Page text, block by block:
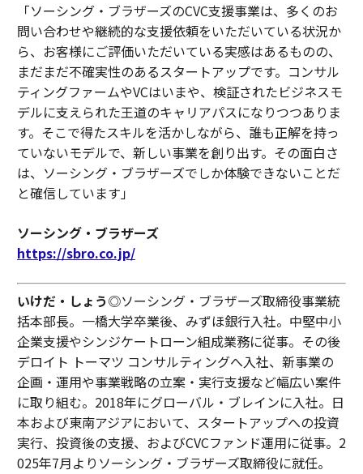
「ソーシング・ブラザーズのCVC支援事業は、多くのお
問い合わせや継続的な支援依頼をいただいている状況か
ら、お客様にご評価いただいている実感はあるものの、
まだまだ不確実性のあるスタートアップです。コンサル
ティングファームやVCはいまや、検証されたビジネスモ
デルに支えられた王道のキャリアパスになりつつありま
す。そこで得たスキルを活かしながら、誰も正解を持っ
ていないモデルで、新しい事業を創り出す。その面白さ
は、ソーシング・ブラザーズでしか体験できないことだ
と確信しています」
ソーシング・ブラザーズ
https://sbro.co.jp/
いけだ・しょう◎ソーシング・ブラザーズ取締役事業統
括本部長。一橋大学卒業後、みずほ銀行入社。中堅中小
企業支援やシンジケートローン組成業務に従事。その後
デロイト トーマツ コンサルティングへ入社、新事業の
企画・運用や事業戦略の立案・実行支援など幅広い案件
に取り組む。2018年にグローバル・ブレインに入社。日
本および東南アジアにおいて、スタートアップへの投資
実行、投資後の支援、およびCVCファンド運用に従事。2
025年7月よりソーシング・ブラザーズ取締役に就任。